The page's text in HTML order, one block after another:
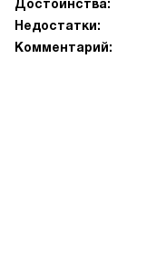
Достоинства:
Недостатки:
Комментарий: